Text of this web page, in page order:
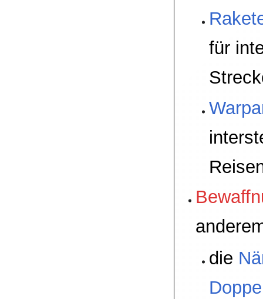
für
die